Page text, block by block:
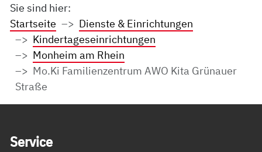
Sie sind hier:
Startseite
Dienste & Einrichtungen
Kindertageseinrichtungen
Monheim am Rhein
Mo.Ki Familienzentrum AWO Kita Grünauer
Straße
Ser­vice